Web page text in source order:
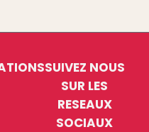
SUIVEZ NOUS
SUR LES
RESEAUX
SOCIAUX